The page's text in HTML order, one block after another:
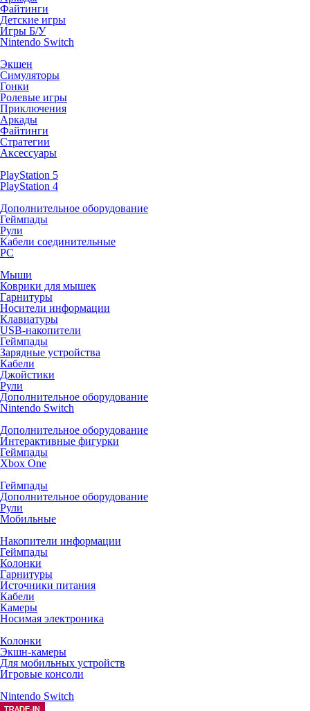
Файтинги
Детские игры
Игры Б/У
Nintendo Switch
Экшен
Симуляторы
Гонки
Ролевые игры
Приключения
Аркады
Файтинги
Стратегии
Аксессуары
PlayStation 5
PlayStation 4
Дополнительное оборудование
Геймпады
Рули
Кабели соединительные
PC
Мыши
Коврики для мышек
Гарнитуры
Носители информации
Клавиатуры
USB-накопители
Геймпады
Зарядные устройства
Кабели
Джойстики
Рули
Дополнительное оборудование
Nintendo Switch
Дополнительное оборудование
Интерактивные фигурки
Геймпады
Xbox One
Геймпады
Дополнительное оборудование
Рули
Мобильные
Накопители информации
Геймпады
Колонки
Гарнитуры
Источники питания
Кабели
Камеры
Носимая электроника
Колонки
Экшн-камеры
Для мобильных устройств
Игровые консоли
Nintendo Switch